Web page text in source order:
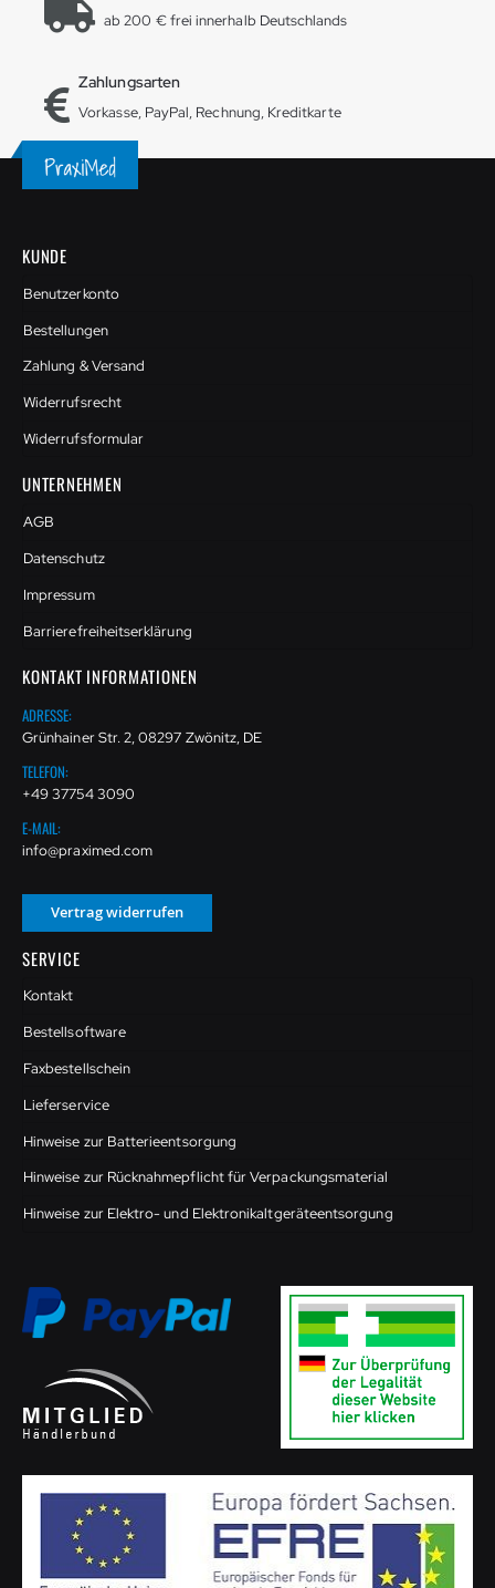
ab 200 € frei innerhalb Deutschlands
Zahlungsarten
Vorkasse, PayPal, Rechnung, Kreditkarte
KUNDE
Benutzerkonto
Bestellungen
Zahlung & Versand
Widerrufsrecht
Widerrufsformular
UNTERNEHMEN
AGB
Datenschutz
Impressum
Barrierefreiheitserklärung
KONTAKT INFORMATIONEN
ADRESSE:
Grünhainer Str. 2, 08297 Zwönitz, DE
TELEFON:
+49 37754 3090
E-MAIL:
info@praximed.com
Vertrag widerrufen
SERVICE
Kontakt
Bestellsoftware
Faxbestellschein
Lieferservice
Hinweise zur Batterieentsorgung
Hinweise zur Rücknahmepflicht für Verpackungsmaterial
Hinweise zur Elektro- und Elektronikaltgeräteentsorgung